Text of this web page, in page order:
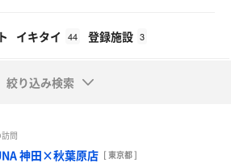
イキタイ 44 登録施設 3
絞り込み検索
問
神田×秋葉原店 [ 東京都 ]